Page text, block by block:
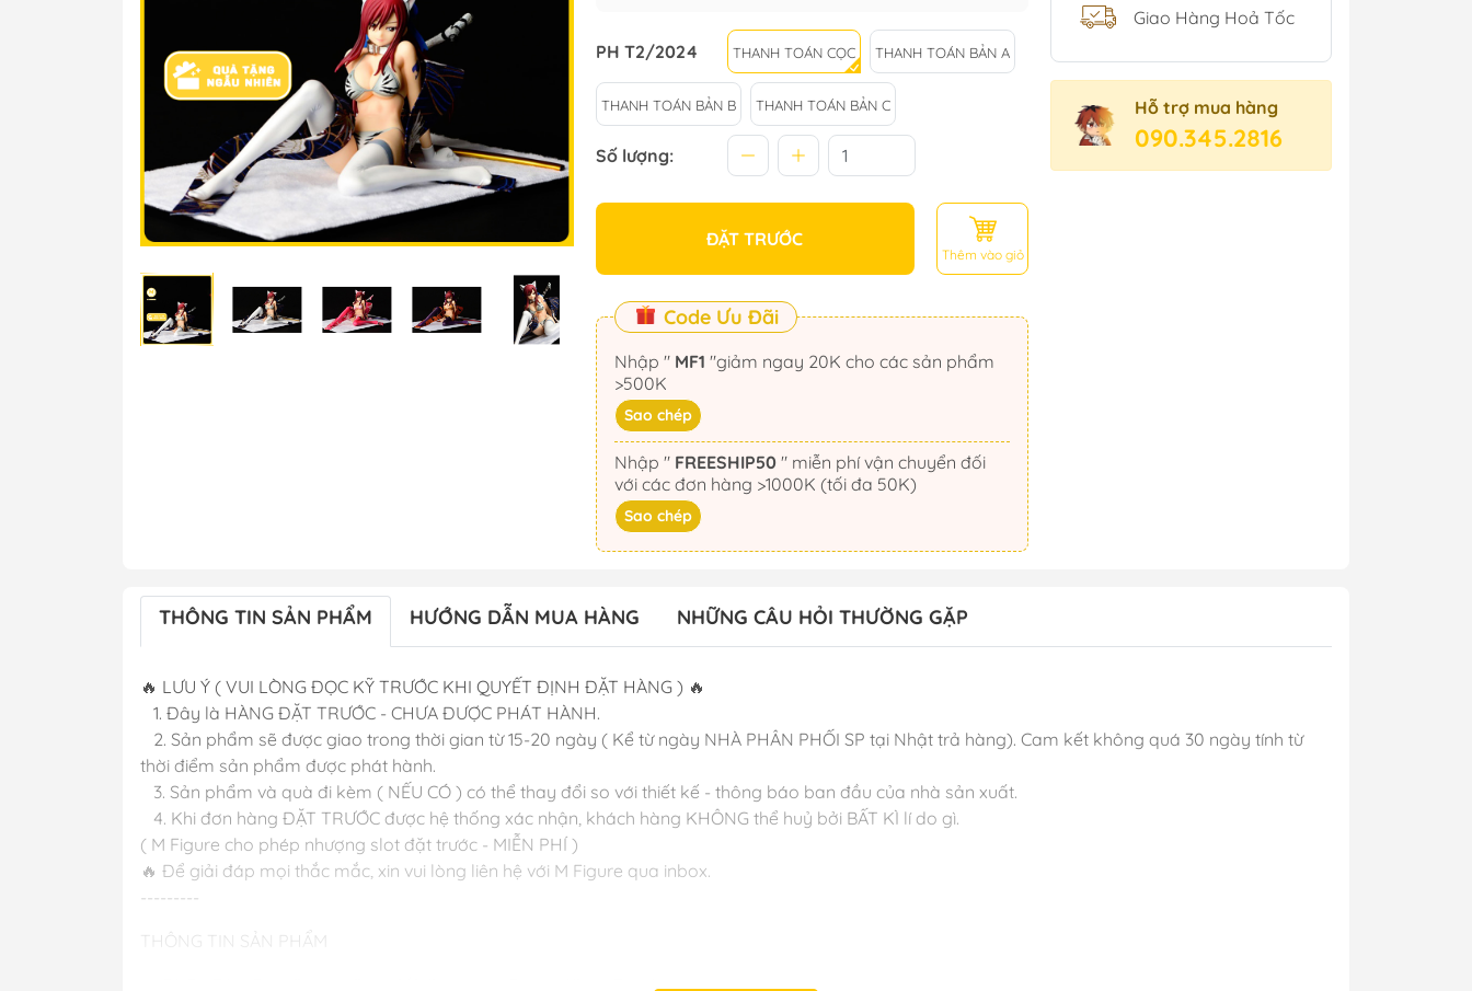
PH T2/2024 THANH TOÁN CỌC THANH TOÁN BẢN A
THANH TOÁN BẢN B THANH TOÁN BẢN C
Số lượng:
ĐẶT TRƯỚC
Thêm vào giỏ
Code Ưu Đãi
Nhập " MF1
>500K
Sao chép
Nhập " FREESHIP50" miễn phí vận chuyển đối
với các đơn hàng >1000K (tối đa 50K)
Sao chép
Giao Hàng Hoả Tốc
Hỗ trợ mua hàng
090.345.2816
THÔNG TIN SẢN PHẨM HƯỚNG DẪN MUA HÀNG NHỮNG CÂU HỎI THƯỜNG GẶP
🔥 LƯU Ý ( VUI LÒNG ĐỌC KỸ TRƯỚC KHI QUYẾT ĐỊNH ĐẶT HÀNG ) 🔥
1. Đây là HÀNG ĐẶT TRƯỚC - CHƯA ĐƯỢC PHÁT HÀNH.
2. Sản phẩm sẽ được giao trong thời gian từ 15-20 ngày ( Kể từ ngày NHÀ PHÂN PHỐI SP tại Nhật trả hàng). Cam kết không quá 30 ngày tính từ
thời điểm sản phẩm được phát hành.
3. Sản phẩm và quà đi kèm ( NẾU CÓ ) có thể thay đổi so với thiết kế - thông báo ban đầu của nhà sản xuất.
4. Khi đơn hàng ĐẶT TRƯỚC được hệ thống xác nhận, khách hàng KHÔNG thể huỷ bởi BẤT KÌ lí do gì.
( M Figure cho phép nhượng slot đặt trước - MIỄN PHÍ )
🔥 Để giải đáp mọi thắc mắc, xin vui lòng liên hệ với M Figure qua inbox.
---------
THÔNG TIN SẢN PHẨM
🔥 FAIRY TAIL Erza Scarlet Style 1/6 Complete Figure (Orca Toys)